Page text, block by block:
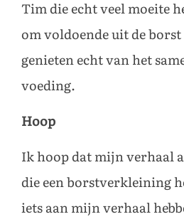
Tim die echt veel moeite
om voldoende uit de borst
genieten echt van het
voeding.
Hoop
Ik hoop dat mijn verhaal
die een borstverkleining
iets aan mijn verhaal